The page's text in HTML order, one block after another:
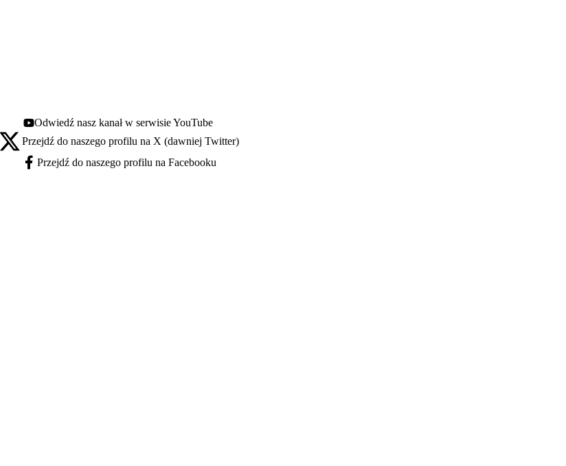
Youtube - otwiera się w nowej karcie
Odwiedź nasz kanał w serwisie YouTube
X - otwiera się w nowej karcie
Przejdź do naszego profilu na X (dawniej Twitter)
Facebook - otwiera się w nowej karcie
Przejdź do naszego profilu na Facebooku